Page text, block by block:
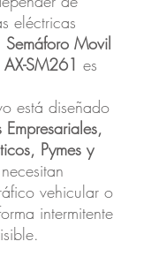
eléctricas
Semáforo Movil
SM261 es
está diseñado
Empresariales,
Pymes y
vehicular o
intermitente